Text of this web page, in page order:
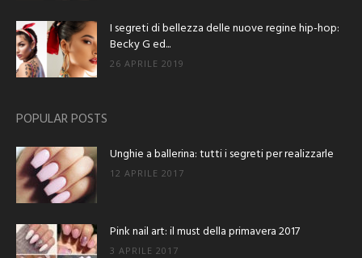
I segreti di bellezza delle nuove regine hip-hop:
Becky G ed...
26 APRILE 2019
POPULAR POSTS
Unghie a ballerina: tutti i segreti per realizzarle
12 APRILE 2017
Pink nail art: il must della primavera 2017
3 APRILE 2017